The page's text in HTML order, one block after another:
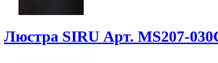
Люстра SIRU Арт. MS207-